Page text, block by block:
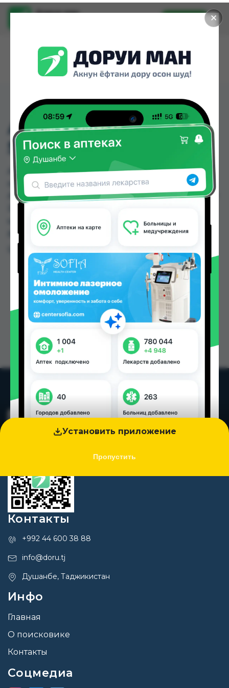
✕
Установить приложение
Пропустить
Доруи ман
Установить
АЙФЕМ ГЛ КАПЛИ 0,1%
5МЛ
АЙФЕМ ГЛ КАПЛИ 0,1% 5МЛ можно купить или
заказать в аптеках, Авиценна, АЗИЗ ВАКО ,
Аптека + 24/7, Аптека оптовый 24, Аптека Рахмат
цене от 53.60 TJS до 74.80 TJS в Душанбе и
других городах Таджикистана
Контакты
+992 44 600 38 88
info@doru.tj
Душанбе, Таджикистан
Инфо
Главная
О поисковике
Контакты
Соцмедиа